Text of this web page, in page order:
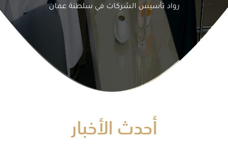
رواد تأسيس الشركات في سلطنة عمان
أحدث الأخبار